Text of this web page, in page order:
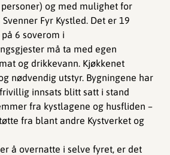
og med mulighet for
Fyr Kystled. Det er 19
6 soverom i
må ta med egen
og drikkevann. Kjøkkenet
nødvendig utstyr. Bygningene har
innsats blitt satt i stand
fra kystlagene og husfliden –
fra blant andre Kystverket og
å overnatte i selve fyret, er det